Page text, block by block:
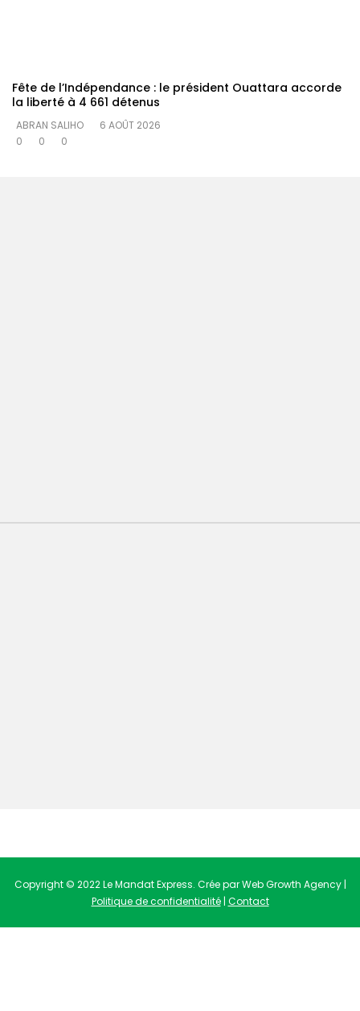
Fête de l’Indépendance : le président Ouattara accorde
la liberté à 4 661 détenus
ABRAN SALIHO
6 AOÛT 2026
0
0 0
Copyright © 2022 Le Mandat Express. Crée par Web Growth Agency |
Politique de confidentialité| Contact